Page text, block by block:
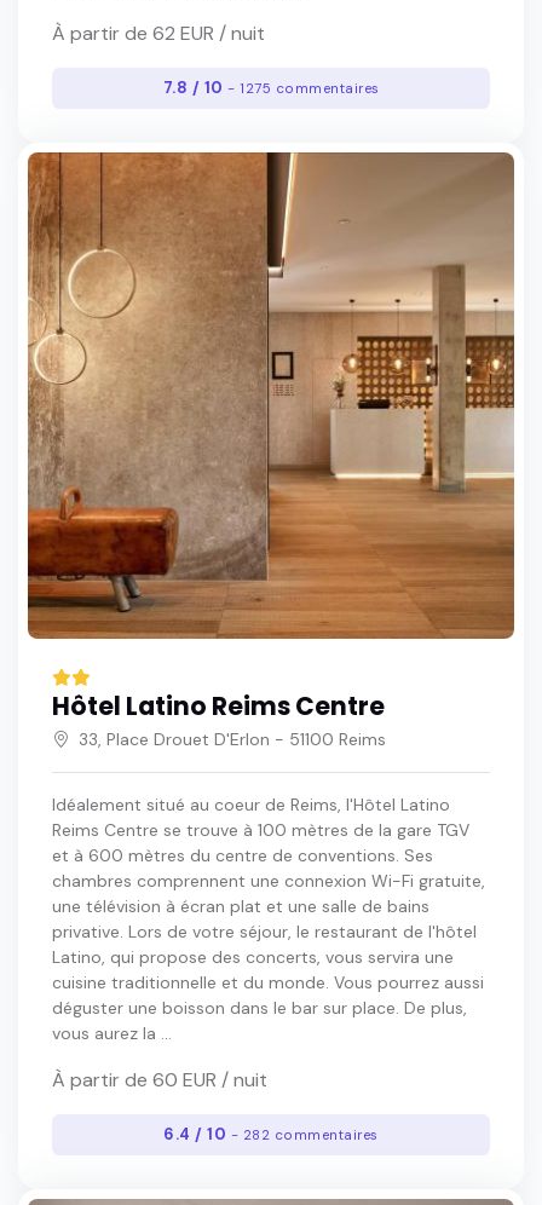
À partir de 62 EUR / nuit
7.8 / 10 - 1275 commentaires
Hôtel Latino Reims Centre
33, Place Drouet D'Erlon - 51100 Reims
Idéalement situé au coeur de Reims, l'Hôtel Latino
Reims Centre se trouve à 100 mètres de la gare TGV
et à 600 mètres du centre de conventions. Ses
chambres comprennent une connexion Wi-Fi gratuite,
une télévision à écran plat et une salle de bains
privative. Lors de votre séjour, le restaurant de l'hôtel
Latino, qui propose des concerts, vous servira une
cuisine traditionnelle et du monde. Vous pourrez aussi
déguster une boisson dans le bar sur place. De plus,
vous aurez la ...
À partir de 60 EUR / nuit
6.4 / 10 - 282 commentaires